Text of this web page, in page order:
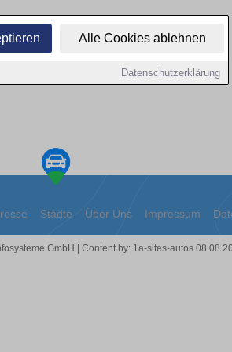
Alle Cookies ablehnen
Datenschutzerklärung
Städte Über Uns Impressum
GmbH | Content by: 1a-sites-autos